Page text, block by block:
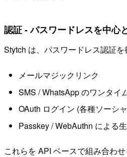
認証 - パスワードレスを中心
Stytch は、パスワードレス認証を
メールマジックリンク
SMS / WhatsApp のワンタイ
OAuth ログイン (各種ソーシ
Passkey / WebAuthn による
これらを API ベースで組み合わ